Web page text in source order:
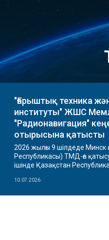
"Ғарыштық техника
институты" ЖШС
"Радионавигация"
отырысына қатысты
2026 жылғы 9 шілдеде
Республикасы) ТМД-ға
ішінде Қазақстан
10.07.2026